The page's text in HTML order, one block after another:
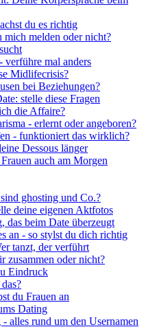
du es richtig
mich melden oder nicht?
verführe mal anders
Midlifecrisis?
bei Beziehungen?
stelle diese Fragen
die Affaire?
- erlernt oder angeboren?
- funktioniert das wirklich?
Dessous länger
auch am Morgen
ghosting und Co.?
deine eigenen Aktfotos
das beim Date überzeugt
an - so stylst du dich richtig
tanzt, der verführt
zusammen oder nicht?
Eindruck
du Frauen an
Dating
alles rund um den Usernamen